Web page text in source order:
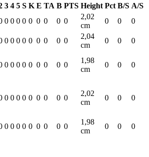
3 4 5 S K E TA B PTS Height Pct B/S A/S
0 0 0 0 0 0 0 0 0
2,02
cm
0 0 0
0 0 0 0 0 0 0 0 0
2,04
cm
0 0 0
0 0 0 0 0 0 0 0 0
1,98
cm
0 0 0
0 0 0 0 0 0 0 0 0
2,02
cm
0 0 0
0 0 0 0 0 0 0 0 0
1,98
cm
0 0 0